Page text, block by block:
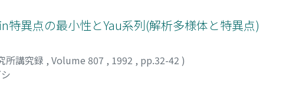
特異点の最小性とYau系列(解析多様体と特異点)
所講究録 , Volume 807 , 1992 , pp.32-42 )